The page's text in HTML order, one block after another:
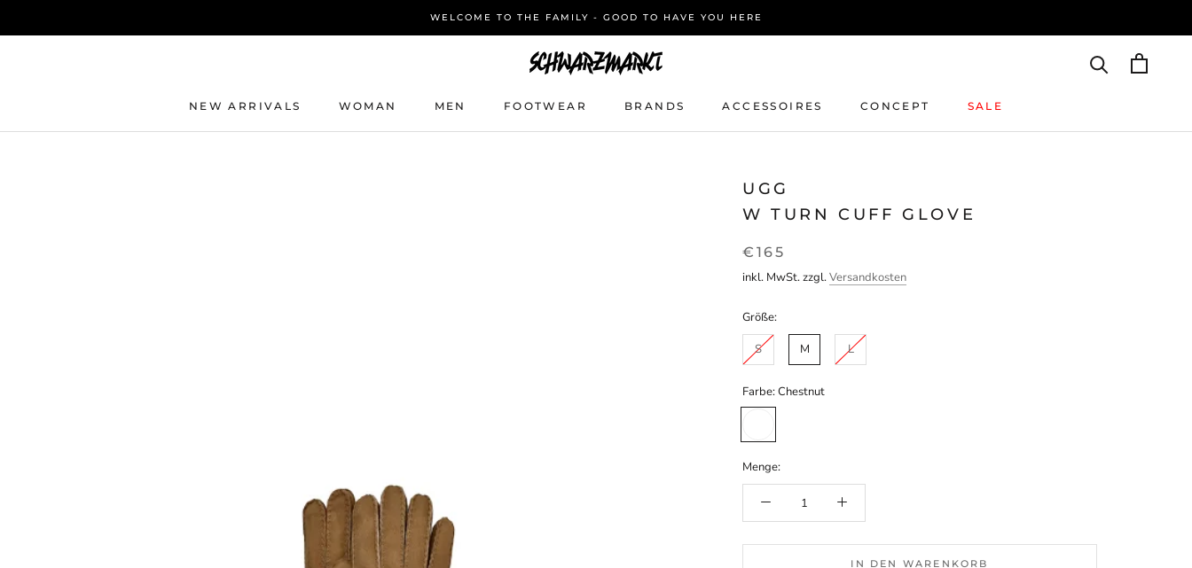
WELCOME TO THE FAMILY - GOOD TO HAVE YOU HERE
NEW ARRIVALS
WOMAN
MEN
FOOTWEAR
BRANDS
ACCESSOIRES
CONCEPT
SALE
UGG
W TURN CUFF GLOVE
€165
inkl. MwSt. zzgl.Versandkosten
Größe:
S
M L
Farbe:Chestnut
Menge:
IN DEN WARENKORB